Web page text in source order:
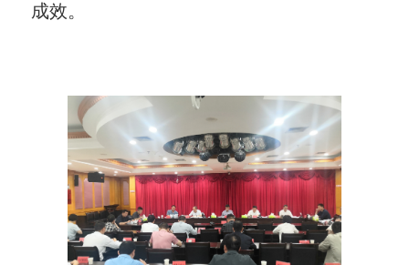
成效。